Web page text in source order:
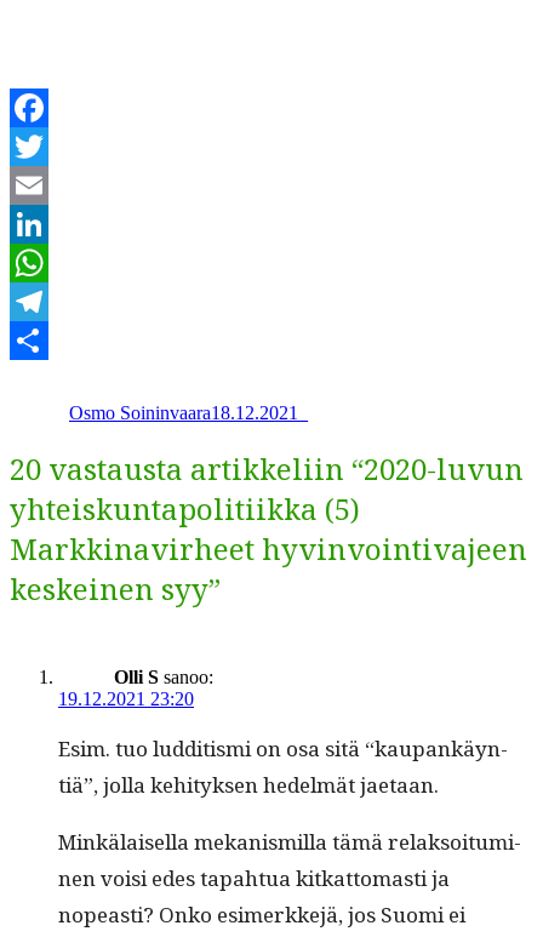
Facebook
Twitter
Email
LinkedIn
WhatsApp
Telegram
Osmo Soininvaara18.12.2021
20 vastausta artikkeliin “2020-luvun
yhteiskuntapolitiikka (5)
Markkinavirheet hyvinvointivajeen
keskeinen syy”
Olli S sanoo:
19.12.2021 23:20
Esim. tuo lud­ditis­mi on osa sitä “kau­pankäyn­
tiä”, jol­la kehi­tyk­sen hedelmät jaetaan.
Minkälaisel­la mekanis­mil­la tämä relak­soi­tu­mi­
nen voisi edes tapah­tua kitkat­tomasti ja
nopeasti? Onko esimerkke­jä, jos Suo­mi ei